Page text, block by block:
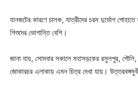
যানজটের কারণে চালক, যাত্রীদের চরম দুর্ভোগ
শিশুদের ভোগান্তি বেশি।
জানা যায়, সোমবার সকালে মহাসড়কের রসুলপুর, পৌলি,
জোকারচর এলাকায় এমন চিত্র দেখা যায়।